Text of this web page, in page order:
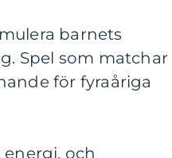
barnets
Spel som matchar
för fyraåriga
och